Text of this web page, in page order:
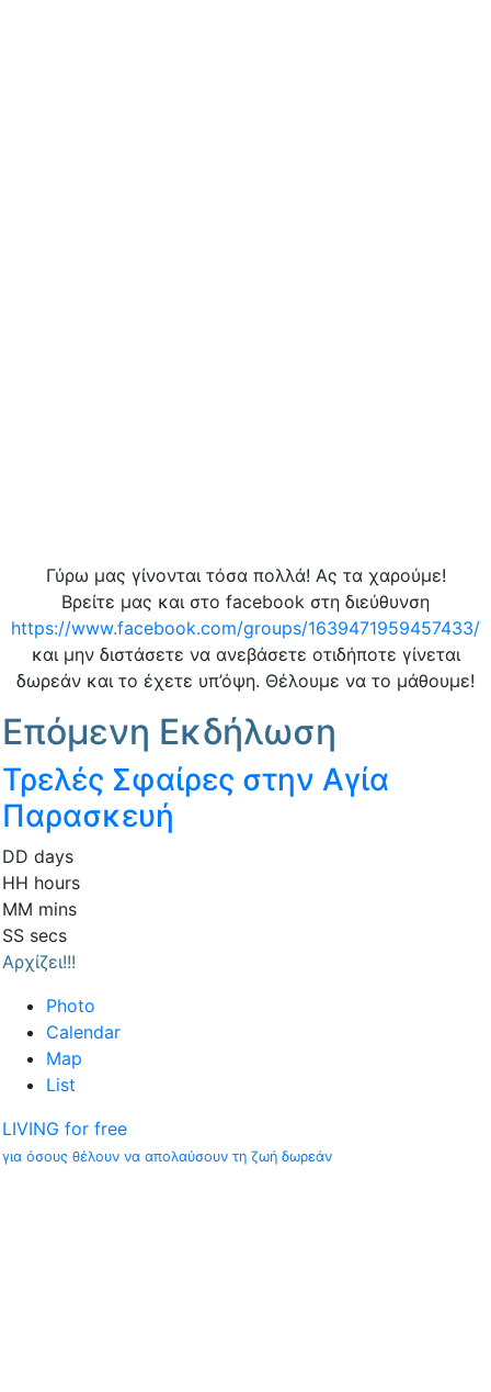
Γύρω μας γίνονται τόσα πολλά! Ας τα χαρούμε!
Βρείτε μας και στο facebook στη διεύθυνση
https://www.facebook.com/groups/1639471959457433/
και μην διστάσετε να ανεβάσετε οτιδήποτε γίνεται
δωρεάν και το έχετε υπ’όψη. Θέλουμε να το μάθουμε!
Επόμενη Εκδήλωση
Τρελές Σφαίρες στην Αγία
Παρασκευή
DD days
HH hours
MM mins
SS secs
Αρχίζει!!!
Photo
Calendar
Map
List
LIVING for free
για όσους θέλουν να απολαύσουν τη ζωή δωρεάν